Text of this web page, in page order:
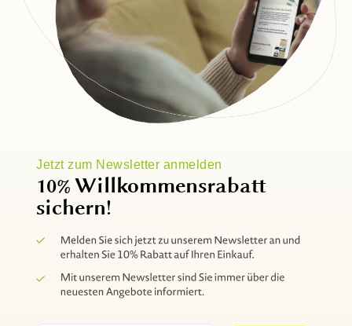
Jetzt zum Newsletter anmelden
10% Willkommensrabatt
sichern!